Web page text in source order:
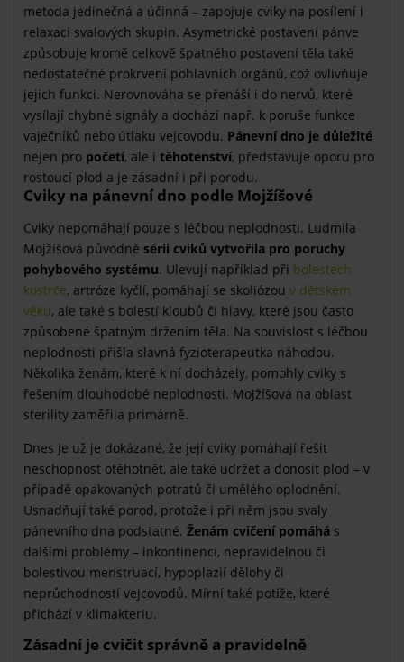
metoda jedinečná a účinná – zapojuje cviky na posílení i
relaxaci svalových skupin. Asymetrické postavení pánve
způsobuje kromě celkově špatného postavení těla také
nedostatečné prokrvení pohlavních orgánů, což ovlivňuje
jejich funkci. Nerovnováha se přenáší i do nervů, které
vysílají chybné signály a dochází např. k poruše funkce
vaječníků nebo útlaku vejcovodu. Pánevní dno je důležité
nejen pro početí, ale i těhotenství, představuje oporu pro
rostoucí plod a je zásadní i při porodu.
Cviky na pánevní dno podle Mojžíšové
Cviky nepomáhají pouze s léčbou neplodnosti. Ludmila
Mojžíšová původně sérii cviků vytvořila pro poruchy
pohybového systému. Ulevují například při bolestech
kostrče, artróze kyčlí, pomáhají se skoliózou v dětském
věku, ale také s bolestí kloubů či hlavy, které jsou často
způsobené špatným držením těla. Na souvislost s léčbou
neplodnosti přišla slavná fyzioterapeutka náhodou.
Několika ženám, které k ní docházely, pomohly cviky s
řešením dlouhodobé neplodnosti. Mojžíšová na oblast
sterility zaměřila primárně.
Dnes je už je dokázané, že její cviky pomáhají řešit
neschopnost otěhotnět, ale také udržet a donosit plod – v
případě opakovaných potratů či umělého oplodnění.
Usnadňují také porod, protože i při něm jsou svaly
pánevního dna podstatné. Ženám cvičení pomáhá s
dalšími problémy – inkontinencí, nepravidelnou či
bolestivou menstruací, hypoplazií dělohy či
neprůchodností vejcovodů. Mírní také potíže, které
přichází v klimakteriu.
Zásadní je cvičit správně a pravidelně